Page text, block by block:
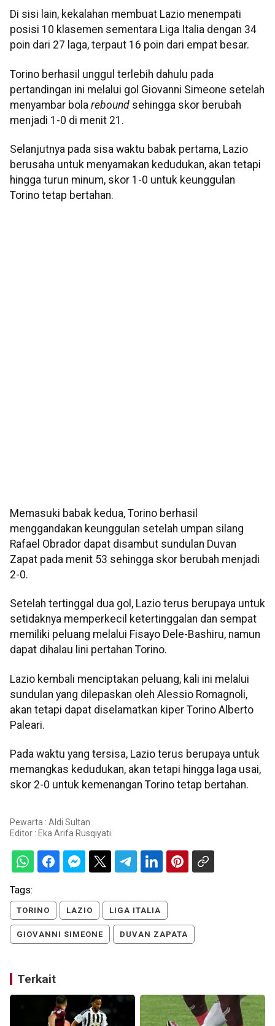
Di sisi lain, kekalahan membuat Lazio menempati
posisi 10 klasemen sementara Liga Italia dengan 34
poin dari 27 laga, terpaut 16 poin dari empat besar.
Torino berhasil unggul terlebih dahulu pada
pertandingan ini melalui gol Giovanni Simeone setelah
menyambar bola rebound sehingga skor berubah
menjadi 1-0 di menit 21.
Selanjutnya pada sisa waktu babak pertama, Lazio
berusaha untuk menyamakan kedudukan, akan tetapi
hingga turun minum, skor 1-0 untuk keunggulan
Torino tetap bertahan.
Memasuki babak kedua, Torino berhasil
menggandakan keunggulan setelah umpan silang
Rafael Obrador dapat disambut sundulan Duvan
Zapat pada menit 53 sehingga skor berubah menjadi
2-0.
Setelah tertinggal dua gol, Lazio terus berupaya untuk
setidaknya memperkecil ketertinggalan dan sempat
memiliki peluang melalui Fisayo Dele-Bashiru, namun
dapat dihalau lini pertahan Torino.
Lazio kembali menciptakan peluang, kali ini melalui
sundulan yang dilepaskan oleh Alessio Romagnoli,
akan tetapi dapat diselamatkan kiper Torino Alberto
Paleari.
Pada waktu yang tersisa, Lazio terus berupaya untuk
memangkas kedudukan, akan tetapi hingga laga usai,
skor 2-0 untuk kemenangan Torino tetap bertahan.
Pewarta : Aldi Sultan
Editor : Eka Arifa Rusqiyati
Tags:
TORINO LAZIO LIGA ITALIA
GIOVANNI SIMEONE DUVAN ZAPATA
Terkait